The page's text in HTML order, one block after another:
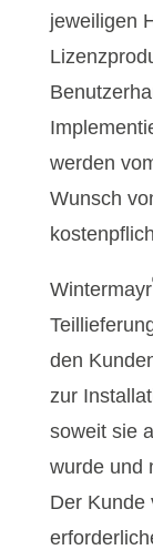
jeweiligen
werden
Wunsch
Wintermayr
den
zur
soweit sie
wurde und
Der Kunde